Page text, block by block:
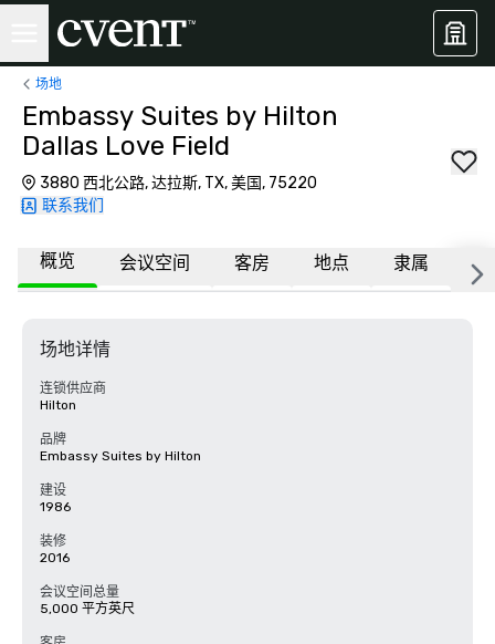
场地
Embassy Suites by Hilton
Dallas Love Field
3880 西北公路, 达拉斯, TX, 美国, 75220
联系我们
概览 会议空间 客房 地点 隶属 更
场地详情
连锁供应商
Hilton
品牌
Embassy Suites by Hilton
建设
1986
装修
2016
会议空间总量
5,000 平方英尺